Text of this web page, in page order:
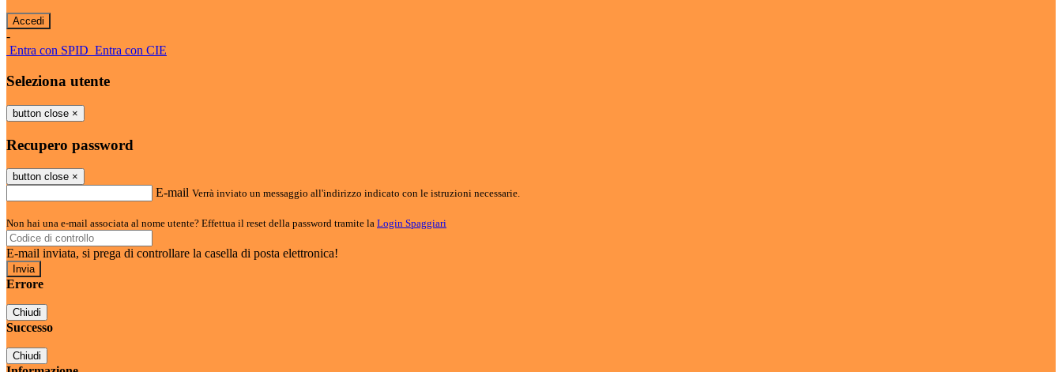
-
Entra con SPID Entra con CIE
Seleziona utente
button close ×
Recupero password
button close ×
E-mail Verrà inviato un messaggio all'indirizzo indicato con le istruzioni necessarie.
Non hai una e-mail associata al nome utente? Effettua il reset della password tramite la Login Spaggiari
E-mail inviata, si prega di controllare la casella di posta elettronica!
Errore
Chiudi
Successo
Chiudi